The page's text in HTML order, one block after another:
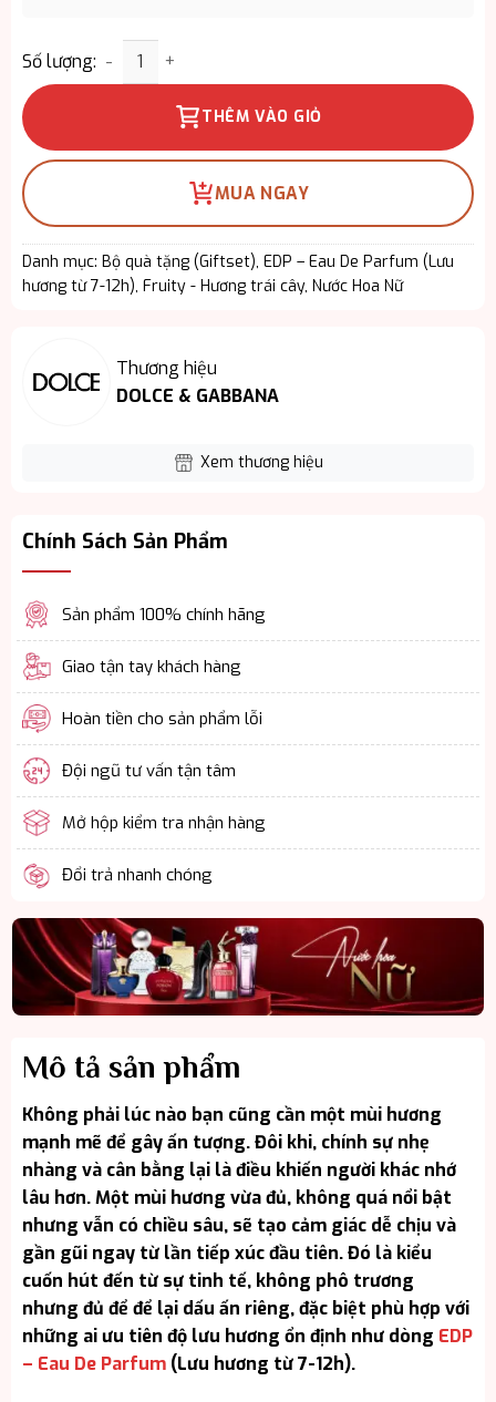
Số lượng: Giftset Dolce & Gabbana Devotion EDP 3PCS –
THÊM VÀO GIỎ
MUA NGAY
Danh mục: Bộ quà tặng (Giftset), EDP – Eau De Parfum (Lưu
hương từ 7-12h), Fruity - Hương trái cây, Nước Hoa Nữ
Thương hiệu
DOLCE & GABBANA
Xem thương hiệu
Chính Sách Sản Phẩm
Sản phẩm 100% chính hãng
Giao tận tay khách hàng
Hoàn tiền cho sản phẩm lỗi
Đội ngũ tư vấn tận tâm
Mở hộp kiểm tra nhận hàng
Đổi trả nhanh chóng
Mô tả sản phẩm
Không phải lúc nào bạn cũng cần một mùi hương
mạnh mẽ để gây ấn tượng. Đôi khi, chính sự nhẹ
nhàng và cân bằng lại là điều khiến người khác nhớ
lâu hơn. Một mùi hương vừa đủ, không quá nổi bật
nhưng vẫn có chiều sâu, sẽ tạo cảm giác dễ chịu và
gần gũi ngay từ lần tiếp xúc đầu tiên. Đó là kiểu
cuốn hút đến từ sự tinh tế, không phô trương
nhưng đủ để để lại dấu ấn riêng, đặc biệt phù hợp với
những ai ưu tiên độ lưu hương ổn định như dòng EDP
– Eau De Parfum(Lưu hương từ 7-12h).